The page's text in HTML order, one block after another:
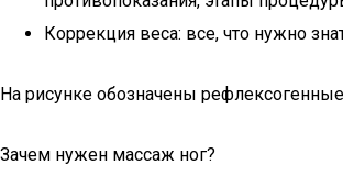
Коррекция веса: все, что нужно
На рисунке обозначены
Зачем нужен массаж ног?